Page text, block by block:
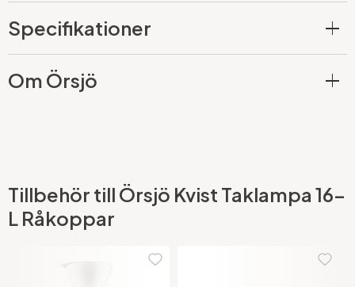
Specifikationer
Om Örsjö
Tillbehör till Örsjö Kvist Taklampa 16-
L Råkoppar